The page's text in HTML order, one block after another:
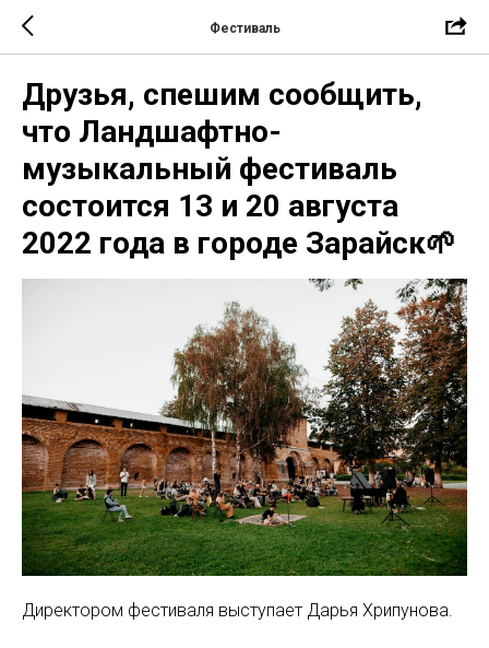
Фестиваль
Друзья, спешим сообщить,
что Ландшафтно-
музыкальный фестиваль
состоится 13 и 20 августа
2022 года в городе Зарайск🌱
Директором фестиваля выступает Дарья Хрипунова.